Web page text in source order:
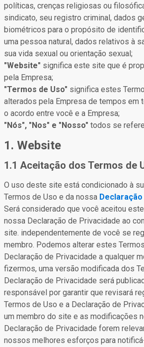
políticas, crenças religiosas ou
sindicato, seu registro criminal, dados
biométricos para o propósito de
uma pessoa natural, dados relativos à
sua vida sexual ou orientação sexual;
"Website" significa este site que é
pela Empresa;
"Termos de Uso" significa estes
alterados pela Empresa de tempos em
o acordo entre você e a Empresa;
"Nós", "Nos" e "Nosso" todos se
1. Website
1.1 Aceitação dos Termos de
O uso deste site está condicionado à
Termos de Uso e da nossa
Será considerado que você aceitou
nossa Declaração de Privacidade ao
site. independentemente de você se
membro. Podemos alterar estes
Declaração de Privacidade a qualquer
fizermos, uma versão modificada dos
Declaração de Privacidade será
responsável por garantir que revisará
Termos de Uso e a Declaração de
um membro do site e as modificações
Declaração de Privacidade forem
nossos melhores esforços para